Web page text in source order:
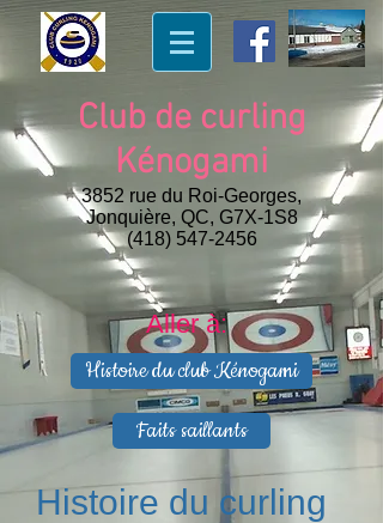
Club de curling
Kénogami
3852 rue du Roi-Georges,
Jonquière, QC, G7X-1S8
(418) 547-2456
Aller à:
Histoire du club Kénogami
Faits saillants
Histoire du curling